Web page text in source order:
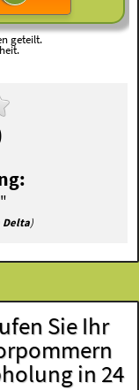
geteilt.
"
Delta)
Sie Ihr
in 24